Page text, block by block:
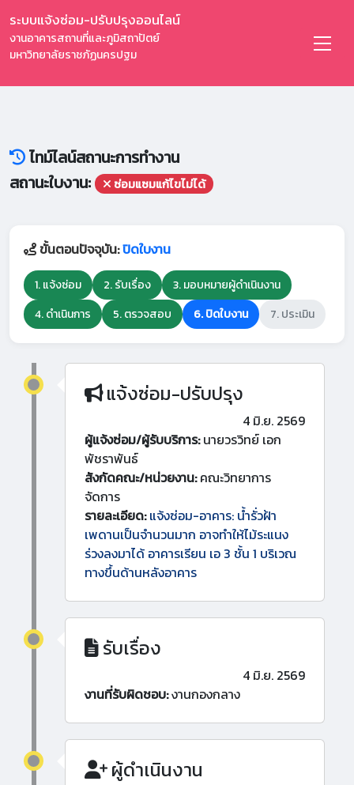
ระบบแจ้งซ่อม-ปรับปรุงออนไลน์
งานอาคารสถานที่และภูมิสถาปัตย์
มหาวิทยาลัยราชภัฏนครปฐม
ไทม์ไลน์สถานะการทำงาน
สถานะใบงาน:
ซ่อมแซมแก้ไขไม่ได้
ขั้นตอนปัจจุบัน:ปิดใบงาน
1. แจ้งซ่อม 2. รับเรื่อง
3. มอบหมายผู้ดำเนินงาน
4. ดำเนินการ
5. ตรวจสอบ 6. ปิดใบงาน 7. ประเมิน
แจ้งซ่อม-ปรับปรุง
4 มิ.ย. 2569
ผู้แจ้งซ่อม/ผู้รับบริการ:นายวรวิทย์ เอก
พัชราพันธ์
สังกัดคณะ/หน่วยงาน:คณะวิทยาการ
จัดการ
รายละเอียด: แจ้งซ่อม-อาคาร: น้ำรั่วฝ้า
เพดานเป็นจำนวนมาก อาจทำให้ไม้ระแนง
ร่วงลงมาได้ อาคารเรียน เอ 3 ชั้น 1 บริเวณ
ทางขึ้นด้านหลังอาคาร
รับเรื่อง
4 มิ.ย. 2569
งานที่รับผิดชอบ:งานกองกลาง
ผู้ดำเนินงาน